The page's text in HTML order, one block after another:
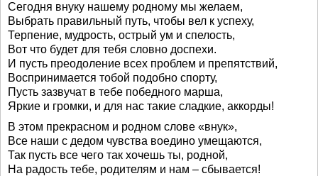
Сегодня внуку нашему родному мы желаем,
Выбрать правильный путь, чтобы вел к успеху,
Терпение, мудрость, острый ум и спелость,
Вот что будет для тебя словно доспехи.
И пусть преодоление всех проблем и препятствий,
Воспринимается тобой подобно спорту,
Пусть зазвучат в тебе победного марша,
Яркие и громки, и для нас такие сладкие, аккорды!
В этом прекрасном и родном слове «внук»,
Все наши с дедом чувства воедино умещаются,
Так пусть все чего так хочешь ты, родной,
На радость тебе, родителям и нам – сбывается!